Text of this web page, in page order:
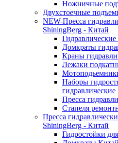
Ножничные
Двухстоечные
NEW-Пресса
ShiningBerg - Китай
Домкраты
Краны
Лежаки
Наборы
гидравлические
Пресса
Стапеля
Пресса
ShiningBerg - Китай
Гидростойки